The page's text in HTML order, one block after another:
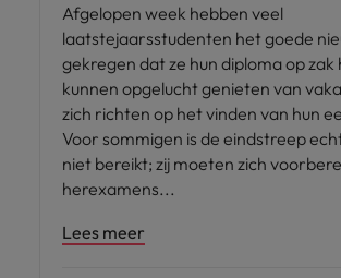
Afgelopen week hebben veel
laatstejaarsstudenten het goede
gekregen dat ze hun diploma op zak
kunnen opgelucht genieten van
zich richten op het vinden van hun
Voor sommigen is de eindstreep
niet bereikt; zij moeten zich
herexamens
Lees meer